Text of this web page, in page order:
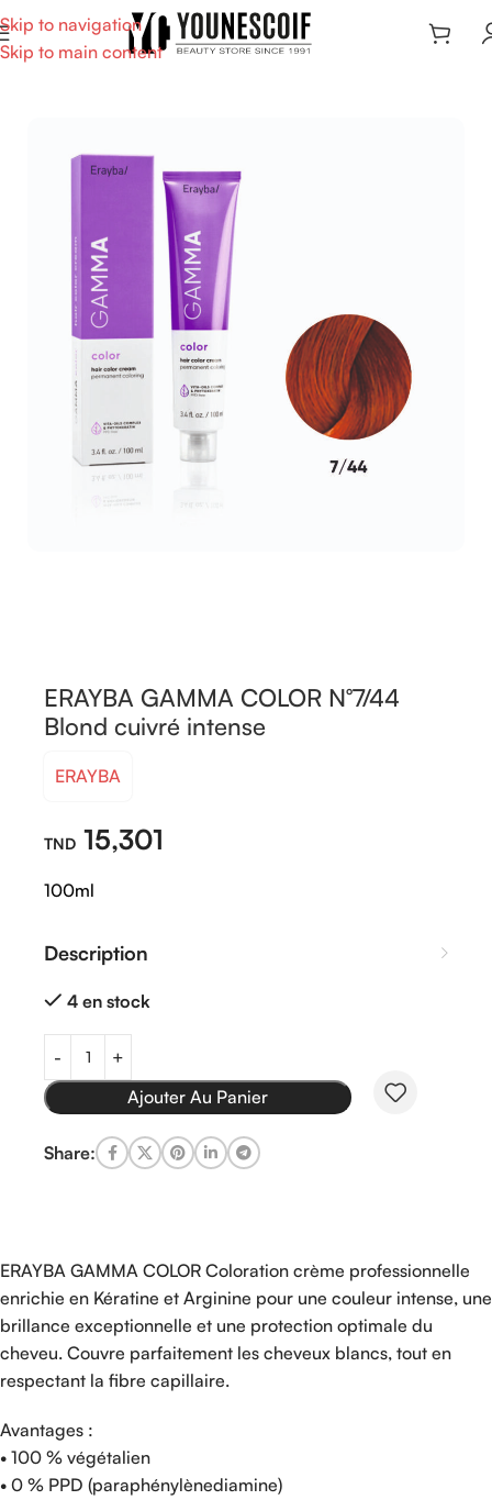
Skip to navigation
Skip to main content
ERAYBA GAMMA COLOR N°7/44
Blond cuivré intense
ERAYBA
15,301
100ml
Description
4 en stock
Ajouter Au Panier
Share:
ERAYBA GAMMA COLOR Coloration crème professionnelle
enrichie en Kératine et Arginine pour une couleur intense, une
brillance exceptionnelle et une protection optimale du
cheveu. Couvre parfaitement les cheveux blancs, tout en
respectant la fibre capillaire.
Avantages :
• 100 % végétalien
• 0 % PPD (paraphénylènediamine)